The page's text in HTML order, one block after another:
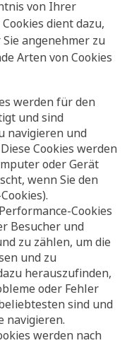
von Ihrer
dient dazu,
angenehmer zu
Arten von Cookies
werden für den
und sind
navigieren und
Cookies werden
oder Gerät
wenn Sie den
Cookies
Besucher und
zu zählen, um die
und zu
herauszufinden,
oder Fehler
sind und
navigieren.
werden nach